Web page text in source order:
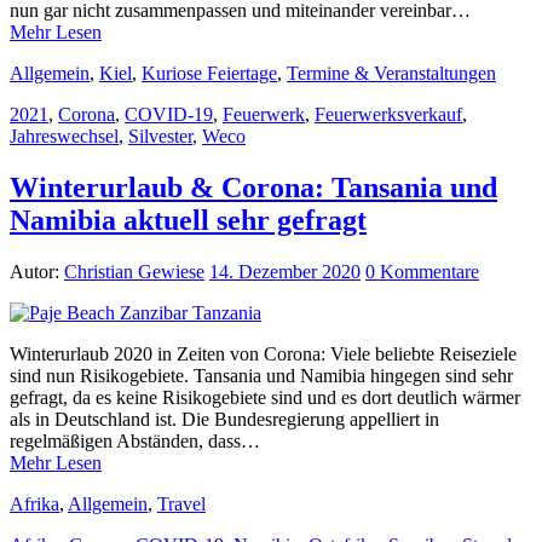
nun gar nicht zusammenpassen und miteinander vereinbar…
Mehr Lesen
Allgemein, Kiel, Kuriose Feiertage, Termine & Veranstaltungen
2021 , Corona, COVID-19, Feuerwerk, Feuerwerksverkauf,
Jahreswechsel, Silvester, Weco
Winterurlaub & Corona: Tansania und
Namibia aktuell sehr gefragt
Autor: Christian Gewiese 14. Dezember 2020 0 Kommentare
Winterurlaub 2020 in Zeiten von Corona: Viele beliebte Reiseziele
sind nun Risikogebiete. Tansania und Namibia hingegen sind sehr
gefragt, da es keine Risikogebiete sind und es dort deutlich wärmer
als in Deutschland ist. Die Bundesregierung appelliert in
regelmäßigen Abständen, dass…
Mehr Lesen
Afrika, Allgemein, Travel